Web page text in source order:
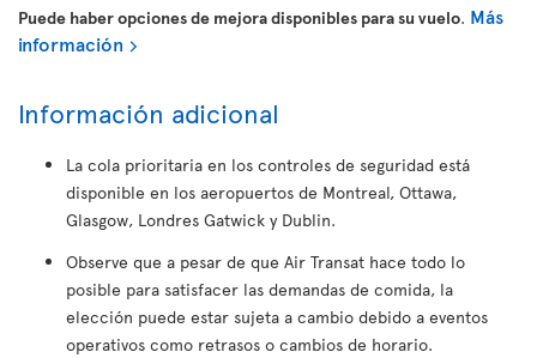
Puede haber opciones de mejora disponibles para su vuelo. Más
información
Información adicional
La cola prioritaria en los controles de seguridad está
disponible en los aeropuertos de Montreal, Ottawa,
Glasgow, Londres Gatwick y Dublin.
Observe que a pesar de que Air Transat hace todo lo
posible para satisfacer las demandas de comida, la
elección puede estar sujeta a cambio debido a eventos
operativos como retrasos o cambios de horario.